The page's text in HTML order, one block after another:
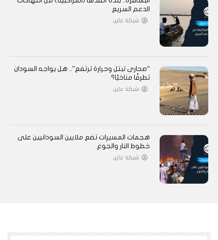
الدعم السريع
شبكة عاين
“صحارى تبتل وحرارة ترتفع”.. هل يواجه السودان
تطرفًا مناخيًا؟
شبكة عاين
هجمات المسيرات تضع ملايين السودانيين على
خطوط النار والجوع
شبكة عاين